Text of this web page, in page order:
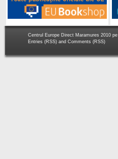
Centrul Europe Direct Maramures 2010 pe
Entries (RSS) and Comments (RSS)